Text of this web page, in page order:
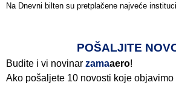
Na Dnevni bilten su pretplačene najveće
POŠALJITE
Budite i vi novinar zamaaero!
Ako pošaljete 10 novosti koje objavimo